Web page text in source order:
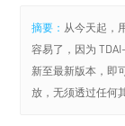
摘要： 从今天起，
容易了，因为
新至最新版本，即
放，无须透过任何